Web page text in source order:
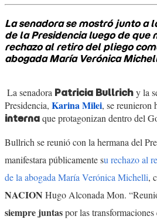
La senadora se mostró junto a
de la Presidencia luego de que
rechazo al retiro del pliego
abogada María Verónica
La senadora Patricia Bullrich y la
Presidencia, Karina Milei, se reunieron
interna que protagonizan dentro del
Bullrich se reunió con la hermana del
manifestara públicamente su rechazo al
de la abogada María Verónica Michelli,
NACION Hugo Alconada Mon.
siempre juntaspor las